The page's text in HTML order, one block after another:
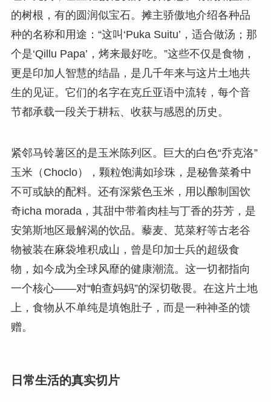
的树根，有的圆润似宝石。摊主骄傲地介绍各种品
种的名称和用途：“这叫‘Puka Suitu’，适合做汤；那
个是‘Qillu Papa’，烤来最好吃。”这些不仅是食物，
更是印加人智慧的结晶，是几千年来与这片土地共
生的见证。它们的名字在克丘亚语中流转，每个音
节都承载一段关于耕耘、收获与感恩的历史。
紧邻马铃薯区的是玉米陈列区。巨大的白色“乔克洛”
玉米（Choclo），颗粒饱满如珍珠，是秘鲁菜肴中
不可或缺的配料。还有深紫色玉米，用以酿制国饮
奇icha morada，其甜中带着肉桂与丁香的芬芳，是
安第斯地区最解渴的饮品。藜麦、苋菜籽等古老谷
物被装在麻袋堆积成山，曾是印加士兵的超级食
物，如今成为全球风靡的健康潮流。这一切都指向
一个核心——对“帕查妈妈”的深切敬畏。在这片土地
上，食物从不单纯是填饱肚子，而是一种神圣的馈
赠。
日常生活的真实切片